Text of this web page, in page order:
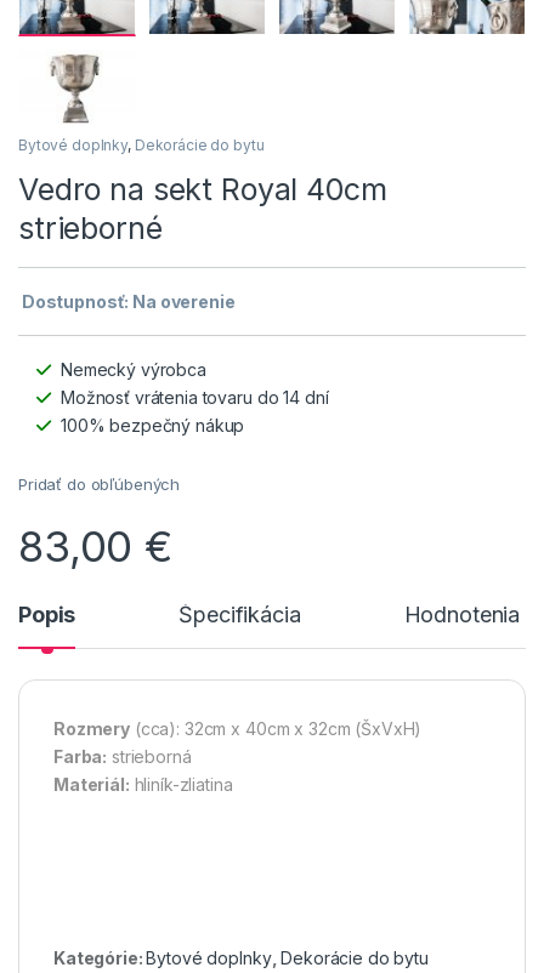
Bytové doplnky, Dekorácie do bytu
Vedro na sekt Royal 40cm
strieborné
Dostupnosť: Na overenie
Nemecký výrobca
Možnosť vrátenia tovaru do 14 dní
100% bezpečný nákup
Pridať do obľúbených
83,00 €
Popis Špecifikácia Hodnotenia
Rozmery (cca): 32cm x 40cm x 32cm (ŠxVxH)
Farba: strieborná
Materiál: hliník-zliatina
Kategórie:Bytové doplnky,Dekorácie do bytu